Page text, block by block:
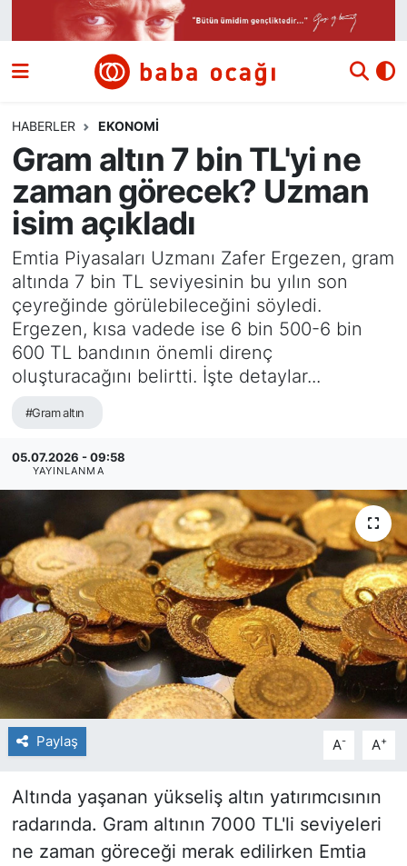
HABERLER EKONOMI
Gram altın 7 bin TL'yi ne
zaman görecek? Uzman
isim açıkladı
Emtia Piyasaları Uzmanı Zafer Ergezen, gram
altında 7 bin TL seviyesinin bu yılın son
çeyreğinde görülebileceğini söyledi.
Ergezen, kısa vadede ise 6 bin 500-6 bin
600 TL bandının önemli direnç
oluşturacağını belirtti. İşte detaylar...
#Gram altın
05.07.2026 - 09:58
YAYINLANMA
Paylaş A- A+
Altında yaşanan yükseliş altın yatırımcısının
radarında. Gram altının 7000 TL'li seviyeleri
ne zaman göreceği merak edilirken Emtia
Siyaset
Ekonomi
Dünya
Kültür ve Sanat
Eğitim
Bilim ve Teknoloji
Nöbetçi Eczaneler
Namaz Vakitleri
Trafik Durumu
Süper Lig Puan Durumu ve Fikstür
Tüm Manşetler
Son Dakika Haberleri